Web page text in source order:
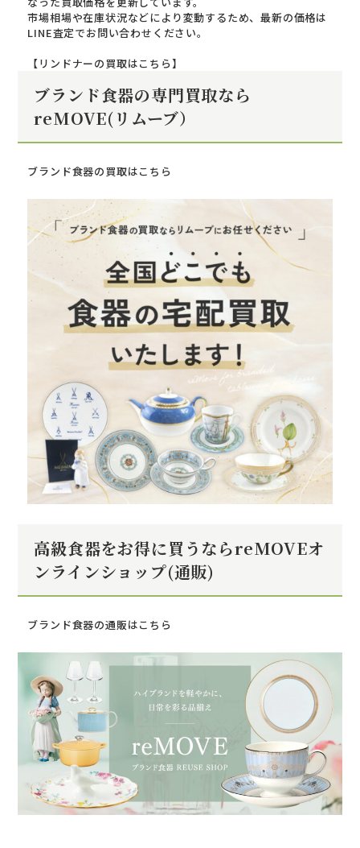
市場相場や在庫状況などにより変動するため、最新の価格は
LINE査定でお問い合わせください。
【リンドナーの買取はこちら】
ブランド食器の専門買取なら
reMOVE(リムーブ）
ブランド食器の買取はこちら
高級食器をお得に買うならreMOVEオ
ンラインショップ(通販)
ブランド食器の通販はこちら